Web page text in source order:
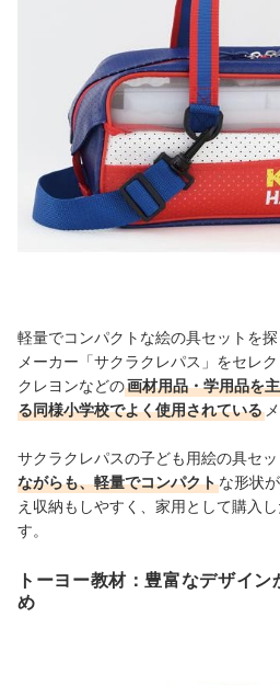
軽量でコンパクトな絵の具セットを
メーカー「サクラクレパス」をセレ
クレヨンなどの画材用品・学用品を
る同様小学校でよく使用されている
サクラクレパスの子ども用絵の具セッ
ながらも、軽量でコンパクトな形状
え収納もしやすく、家用として購入
す。
トーヨー教材：豊富なデザイ
め